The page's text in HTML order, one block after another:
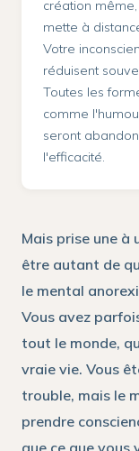
création
mette à
Votre
réduisent
Toutes les
comme
seront
l'efficacité.
Mais prise une à
être autant de
le mental
Vous avez
tout le monde,
vraie vie. Vous
trouble, mais le
prendre
que ce que vous